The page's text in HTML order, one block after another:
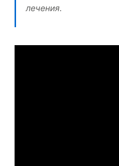
лечения.